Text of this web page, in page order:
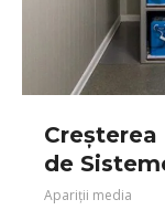
de
Apariții media